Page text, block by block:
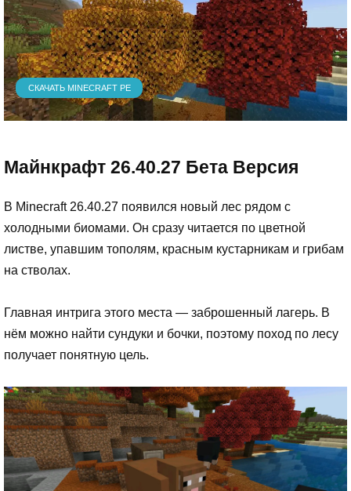
СКАЧАТЬ MINECRAFT PE
Майнкрафт 26.40.27 Бета Версия
В Minecraft 26.40.27 появился новый лес рядом с
холодными биомами. Он сразу читается по цветной
листве, упавшим тополям, красным кустарникам и грибам
на стволах.
Главная интрига этого места — заброшенный лагерь. В
нём можно найти сундуки и бочки, поэтому поход по лесу
получает понятную цель.